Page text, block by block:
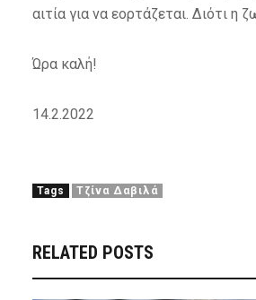
αιτία για να εορτάζεται. Διότι η
Ώρα καλή!
14.2.2022
Tags Τζίνα Δαβιλά
RELATED POSTS